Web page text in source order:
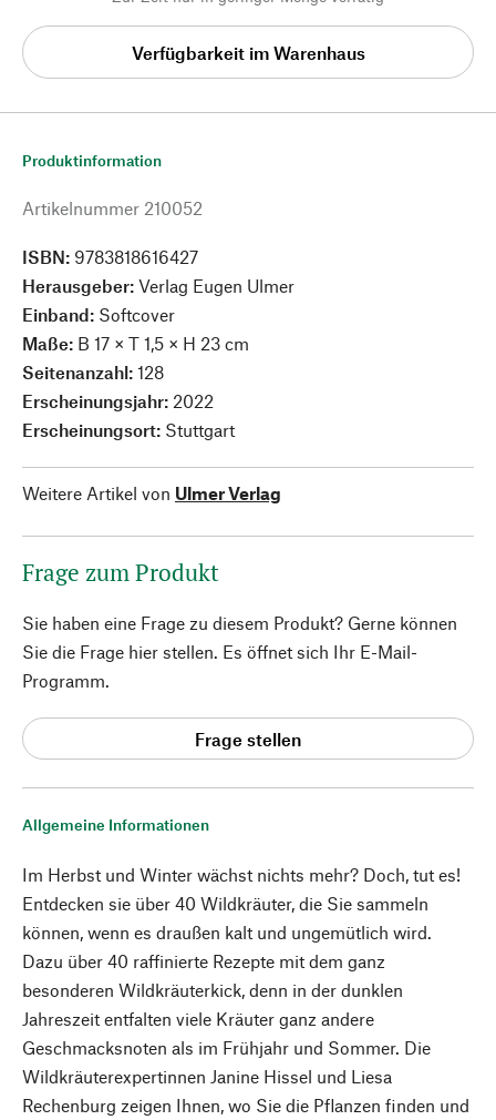
Verfügbarkeit im Warenhaus
Allgemeine Informationen
Im Herbst und Winter wächst nichts mehr? Doch, tut es!
Entdecken sie über 40 Wildkräuter, die Sie sammeln
können, wenn es draußen kalt und ungemütlich wird.
Dazu über 40 raffinierte Rezepte mit dem ganz
besonderen Wildkräuterkick, denn in der dunklen
Jahreszeit entfalten viele Kräuter ganz andere
Geschmacksnoten als im Frühjahr und Sommer. Die
Wildkräuterexpertinnen Janine Hissel und Liesa
Rechenburg zeigen Ihnen, wo Sie die Pflanzen finden und
Produktinformation
Artikelnummer 210052
ISBN: 9783818616427
Herausgeber: Verlag Eugen Ulmer
Einband: Softcover
Maße: B 17 × T 1,5 × H 23 cm
Seitenanzahl: 128
Erscheinungsjahr: 2022
Erscheinungsort: Stuttgart
Weitere Artikel von Ulmer Verlag
Frage zum Produkt
Sie haben eine Frage zu diesem Produkt? Gerne können
Sie die Frage hier stellen. Es öffnet sich Ihr E-Mail-
Programm.
Frage stellen